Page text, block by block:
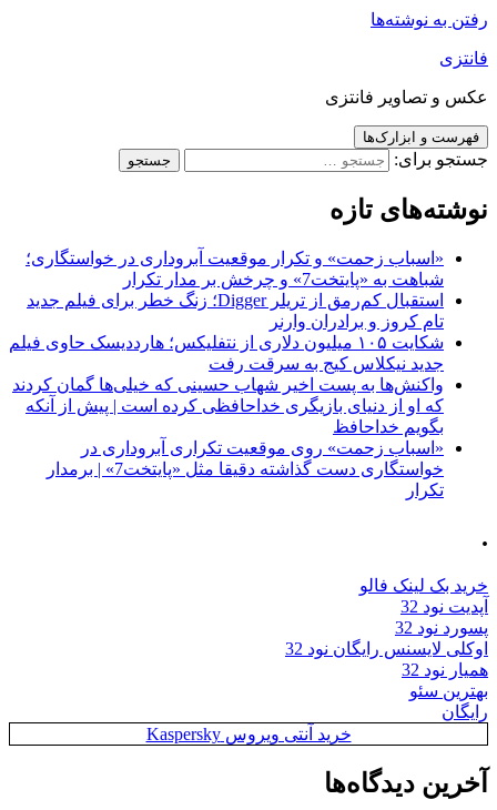
رفتن به نوشته‌ها
فانتزی
عکس و تصاویر فانتزی
فهرست و ابزارک‌ها
جستجو برای:
نوشته‌های تازه
«اسباب زحمت» و تکرار موقعیت آبروداری در خواستگاری؛
شباهت به «پایتخت7» و چرخش بر مدار تکرار
استقبال کم‌رمق از تریلر Digger؛ زنگ خطر برای فیلم جدید
تام کروز و برادران وارنر
شکایت ۱۰۵ میلیون دلاری از نتفلیکس؛ هارددیسک حاوی فیلم
جدید نیکلاس کیج به سرقت رفت
واکنش‌ها به پست اخیر شهاب حسینی که خیلی‌ها گمان کردند
که او از دنیای بازیگری خداحافظی کرده است | پیش از آنکه
بگویم خداحافظ
«اسباب زحمت» روی موقعیت تکراری آبروداری در
خواستگاری دست گذاشته دقیقا مثل «پایتخت7» | برمدار
تکرار
.
خرید بک لینک فالو
آپدیت نود 32
پسورد نود 32
اوکلی لایسنس رایگان نود 32
همیار نود 32
بهترین سئو
رایگان
خرید آنتی ویروس Kaspersky
آخرین دیدگاه‌ها